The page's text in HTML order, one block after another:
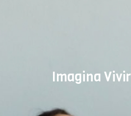
Imagina